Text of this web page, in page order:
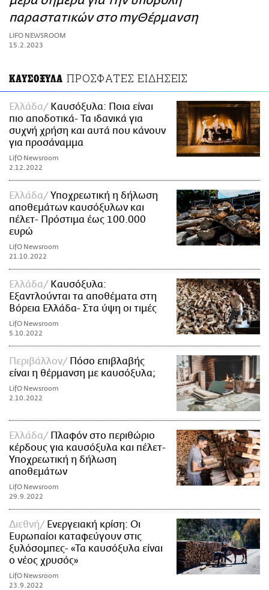
ΑΜΠΑ
PRINT
παραστατικών στο myΘέρμανση
LIFO NEWSROOM
15.2.2023
ΚΑΥΣΟΞΥΛΑ ΠΡΟΣΦΑΤΕΣ ΕΙΔΗΣΕΙΣ
Ελλάδα
Καυσόξυλα: Ποια είναι
πιο αποδοτικά- Τα ιδανικά για
συχνή χρήση και αυτά που κάνουν
για προσάναμμα
LifO Newsroom
2.12.2022
Ελλάδα
Υποχρεωτική η δήλωση
αποθεμάτων καυσόξυλων και
πέλετ- Πρόστιμα έως 100.000
ευρώ
LifO Newsroom
21.10.2022
Ελλάδα
Καυσόξυλα:
Εξαντλούνται τα αποθέματα στη
Βόρεια Ελλάδα- Στα ύψη οι τιμές
LifO Newsroom
5.10.2022
Περιβάλλον
Πόσο επιβλαβής
είναι η θέρμανση με καυσόξυλα;
LifO Newsroom
2.10.2022
Ελλάδα
Πλαφόν στο περιθώριο
κέρδους για καυσόξυλα και πέλετ-
Υποχρεωτική η δήλωση
αποθεμάτων
LifO Newsroom
29.9.2022
Διεθνή
Ενεργειακή κρίση: Οι
Ευρωπαίοι καταφεύγουν στις
ξυλόσομπες- «Τα καυσόξυλα είναι
ο νέος χρυσός»
LifO Newsroom
23.9.2022